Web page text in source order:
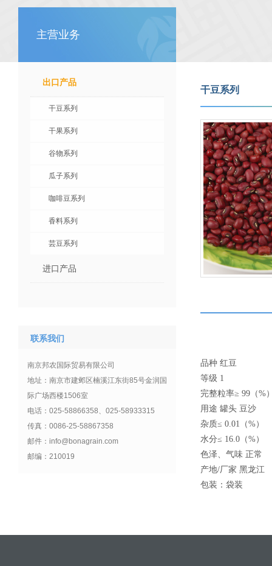
主营业务
出口产品
干豆系列
干果系列
谷物系列
瓜子系列
咖啡豆系列
香料系列
芸豆系列
进口产品
联系我们
南京邦农国际贸易有限公司
地址：南京市建邺区楠溪江东街85号金润国
际广场西楼1506室
电话：025-58866358、025-58933315
传真：0086-25-58867358
邮件：info@bonagrain.com
邮编：210019
干豆系列
品种 红豆
等级 1
完整粒率≥ 99 （%
用途 罐头 豆沙
杂质≤ 0.01 （%）
水分≤ 16.0 （%）
色泽、气味 正常
产地/厂家 黑龙江
包装：袋装